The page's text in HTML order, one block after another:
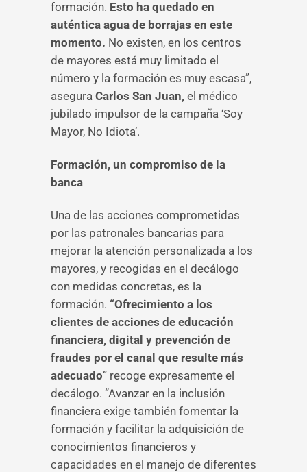
formación. Esto ha quedado en
auténtica agua de borrajas en este
momento. No existen, en los centros
de mayores está muy limitado el
número y la formación es muy escasa”,
asegura Carlos San Juan, el médico
jubilado impulsor de la campaña ‘Soy
Mayor, No Idiota’.
Formación, un compromiso de la
banca
Una de las acciones comprometidas
por las patronales bancarias para
mejorar la atención personalizada a los
mayores, y recogidas en el decálogo
con medidas concretas, es la
formación. “Ofrecimiento a los
clientes de acciones de educación
financiera, digital y prevención de
fraudes por el canal que resulte más
adecuado” recoge expresamente el
decálogo. “Avanzar en la inclusión
financiera exige también fomentar la
formación y facilitar la adquisición de
conocimientos financieros y
capacidades en el manejo de diferentes